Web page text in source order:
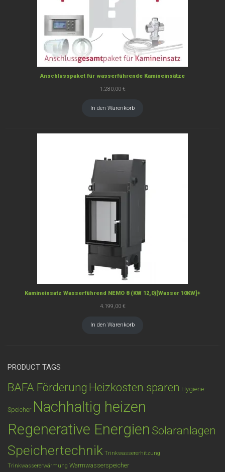
Anschlusspaket für wasserführende Kamineinsätze
1.280,00 €
In den Warenkorb
Kamineinsatz Wasserführend NEMO 8 (KW 12,0)[Wasser 10KW]+
4.199,00 €
In den Warenkorb
PRODUCT TAGS
BAFA Förderung Heizkosten sparen Hygiene-
Speicher Nachhaltig heizen
Regenerative Energien Solaranlagen
Speichertechnik Trinkwassererhitzung
Trinkwassererwärmung Warmwasserspeicher